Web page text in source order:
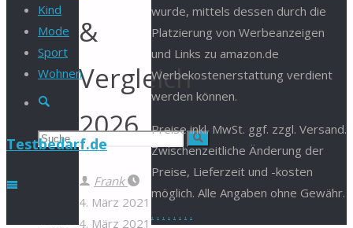
Kind
Mode
Sport
Wohnen
Suche
Suchen Suche
Testbedarf.de
Zum
&
Vergleich
2026
Frank
4. März 2021
4. März 2021
wurde, mittels dessen durch die
Platzierung von Werbeanzeigen
und Links zu amazon.de
Werbekostenerstattung verdient
werden können.
Preise inkl. MwSt. ggf. zzgl. Versand.
Zwischenzeitliche Änderung der
Preise, Lieferzeit und -kosten
möglich. Alle Angaben ohne Gewähr.
. . . . . . . .